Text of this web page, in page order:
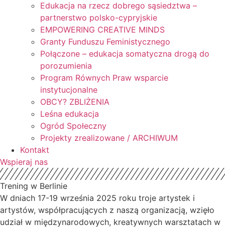
Edukacja na rzecz dobrego sąsiedztwa –
partnerstwo polsko-cypryjskie
EMPOWERING CREATIVE MINDS
Granty Funduszu Feministycznego
Połączone – edukacja somatyczna drogą do
porozumienia
Program Równych Praw wsparcie
instytucjonalne
OBCY? ZBLIŻENIA
Leśna edukacja
Ogród Społeczny
Projekty zrealizowane / ARCHIWUM
Kontakt
Wspieraj nas
Trening w Berlinie
W dniach 17-19 września 2025 roku troje artystek i
artystów, współpracujących z naszą organizacją, wzięło
udział w międzynarodowych, kreatywnych warsztatach w